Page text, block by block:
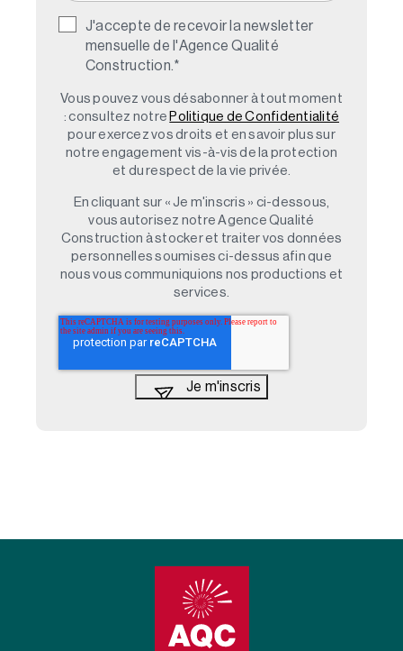
J'accepte de recevoir la newsletter
mensuelle de l'Agence Qualité
Construction. *
Vous pouvez vous désabonner à tout moment
: consultez notre Politique de Confidentialité
pour exercez vos droits et en savoir plus sur
notre engagement vis-à-vis de la protection
et du respect de la vie privée.
En cliquant sur « Je m'inscris » ci-dessous,
vous autorisez notre Agence Qualité
Construction à stocker et traiter vos données
personnelles soumises ci-dessus afin que
nous vous communiquions nos productions et
services.